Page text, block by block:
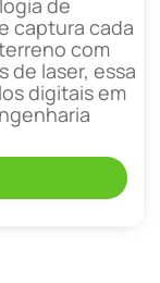
captura cada
com
de laser, essa
digitais em